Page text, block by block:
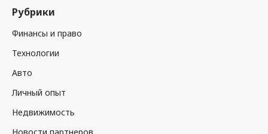
Рубрики
Финансы и право
Технологии
Авто
Личный опыт
Недвижимость